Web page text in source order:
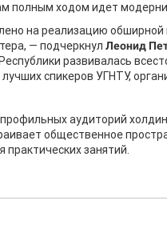
полным ходом идет
на реализацию
— подчеркнул Леонид
развивалась
спикеров УГНТУ,
аудиторий
общественное
занятий.